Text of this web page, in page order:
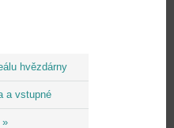
hvězdárny
a vstupné
»